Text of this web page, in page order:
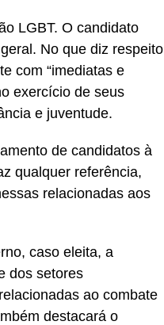
LGBT. O candidato
No que diz respeito
com “imediatas e
exercício de seus
e juventude.
de candidatos à
qualquer referência,
relacionadas aos
caso eleita, a
dos setores
ao combate
destacará o